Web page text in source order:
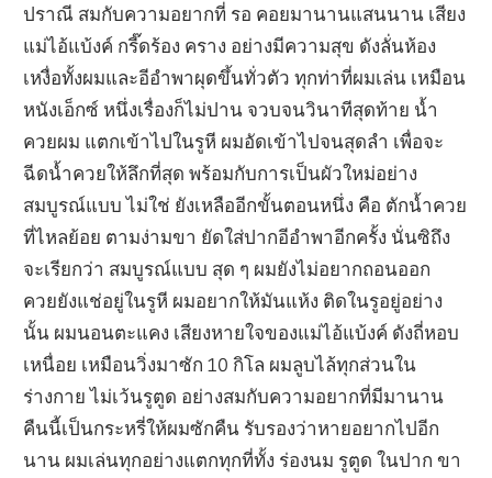
ปราณี สมกับความอยากที่ รอ คอยมานานแสนนาน เสียง
แม่ไอ้แบ้งค์ กรี๊ดร้อง คราง อย่างมีความสุข ดังลั่นห้อง
เหงื่อทั้งผมและอีอำพาผุดขึ้นทั่วตัว ทุกท่าที่ผมเล่น เหมือน
หนังเอ็กซ์ หนึ่งเรื่องก็ไม่ปาน จวบจนวินาทีสุดท้าย น้ำ
ควยผม แตกเข้าไปในรูหี ผมอัดเข้าไปจนสุดลำ เพื่อจะ
ฉีดน้ำควยให้ลึกที่สุด พร้อมกับการเป็นผัวใหม่อย่าง
สมบูรณ์แบบ ไม่ใช่ ยังเหลืออีกขั้นตอนหนึ่ง คือ ตักน้ำควย
ที่ไหลย้อย ตามง่ามขา ยัดใส่ปากอีอำพาอีกครั้ง นั่นซิถึง
จะเรียกว่า สมบูรณ์แบบ สุด ๆ ผมยังไม่อยากถอนออก
ควยยังแช่อยู่ในรูหี ผมอยากให้มันแห้ง ติดในรูอยู่อย่าง
นั้น ผมนอนตะแคง เสียงหายใจของแม่ไอ้แบ้งค์ ดังถี่หอบ
เหนื่อย เหมือนวิ่งมาซัก 10 กิโล ผมลูบไล้ทุกส่วนใน
ร่างกาย ไม่เว้นรูตูด อย่างสมกับความอยากที่มีมานาน
คืนนี้เป็นกระหรี่ให้ผมซักคืน รับรองว่าหายอยากไปอีก
นาน ผมเล่นทุกอย่างแตกทุกที่ทั้ง ร่องนม รูตูด ในปาก ขา